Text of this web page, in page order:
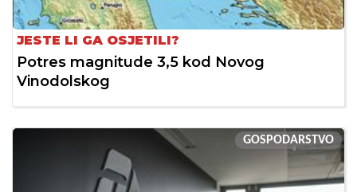
JESTE LI GA OSJETILI?
Potres magnitude 3,5 kod Novog
Vinodolskog
GOSPODARSTVO